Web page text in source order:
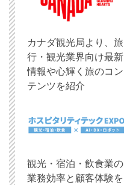
​カナダ観光局より、旅
行・観光業界向け最新
情報や心輝く旅のコン
テンツを紹介
観光・宿泊・飲食業の
業務効率と顧客体験を